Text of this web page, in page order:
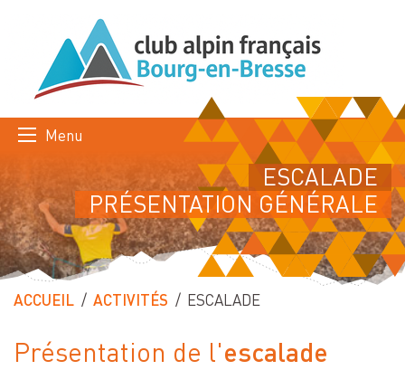
Menu
ESCALADE
PRÉSENTATION GÉNÉRALE
ACCUEIL ACTIVITÉS PAGE ACTUELLE :
ESCALADE
Présentation de l'escalade